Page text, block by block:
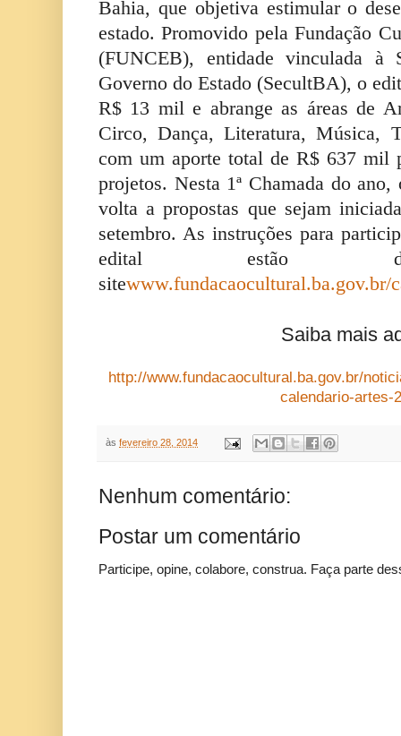
Bahia, que objetiva estimular o
estado. Promovido pela Fundação
(FUNCEB), entidade vinculada à
Governo do Estado (SecultBA), o
R$ 13 mil e abrange as áreas de
Circo, Dança, Literatura, Música,
com um aporte total de R$ 637 mil
projetos. Nesta 1ª Chamada do
volta a propostas que sejam
setembro. As instruções para
edital estão
sitewww.fundacaocultural.ba.gov.br/
Saiba mais
http://www.fundacaocultural.ba.gov.br/
calendario-artes-
às fevereiro 28, 2014
Nenhum comentário:
Postar um comentário
Participe, opine, colabore, construa. Faça parte